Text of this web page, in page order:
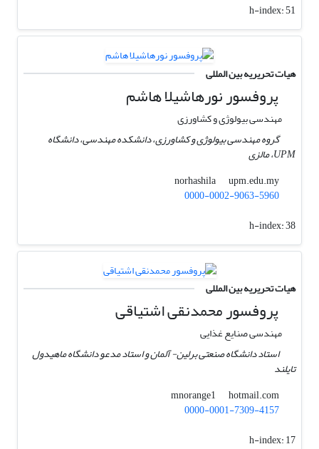
h-index:51
هیات تحریریه بین المللی
پروفسور نورهاشیلا هاشم
مهندسی بیولوژی و کشاورزی
گروه مهندسی بیولوژی و کشاورزی، دانشکده مهندسی، دانشگاه
UPM، مالزی
norhashila
upm.edu.my
0000-0002-9063-5960
h-index:38
هیات تحریریه بین المللی
پروفسور محمدنقی اشتیاقی
مهندسی صنایع غذایی
استاد دانشگاه صنعتی برلین- آلمان و استاد مدعو دانشگاه ماهیدول
تایلند
mnorange1
hotmail.com
0000-0001-7309-4157
h-index:17